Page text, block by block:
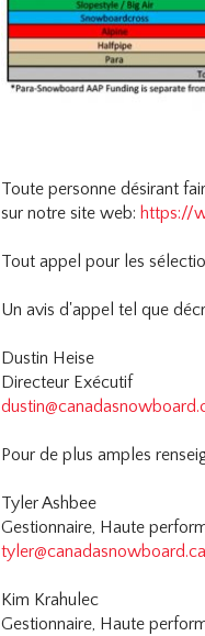
Toute personne désirant
sur notre site web: https://
Tout appel pour les
Un avis d'appel tel que
Dustin Heise
Directeur Exécutif
Pour de plus amples
Tyler Ashbee
Gestionnaire, Haute
tyler@canadasnowboard.ca
Kim Krahulec
Gestionnaire, Haute